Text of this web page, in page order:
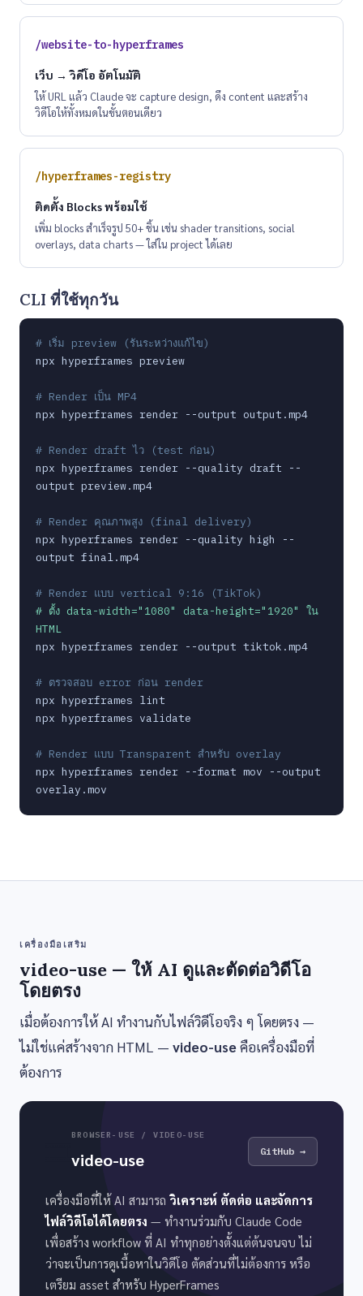
/website-to-hyperframes
เว็บ → วิดีโอ อัตโนมัติ
ให้ URL แล้ว Claude จะ capture design, ดึง content และสร้าง
วิดีโอให้ทั้งหมดในขั้นตอนเดียว
/hyperframes-registry
ติดตั้ง Blocks พร้อมใช้
เพิ่ม blocks สำเร็จรูป 50+ ชิ้น เช่น shader transitions, social
overlays, data charts — ใส่ใน project ได้เลย
CLI ที่ใช้ทุกวัน
# เริ่ม preview (รันระหว่างแก้ไข)
npx hyperframes preview
# Render เป็น MP4
npx hyperframes render --output output.mp4
# Render draft ไว (test ก่อน)
npx hyperframes render --quality draft --
output preview.mp4
# Render คุณภาพสูง (final delivery)
npx hyperframes render --quality high --
output final.mp4
# Render แบบ vertical 9:16 (TikTok)
# ตั้ง data-width="1080" data-height="1920" ใน
HTML
npx hyperframes render --output tiktok.mp4
# ตรวจสอบ error ก่อน render
npx hyperframes lint
npx hyperframes validate
# Render แบบ Transparent สำหรับ overlay
npx hyperframes render --format mov --output
overlay.mov
เครื่องมือเสริม
video-use — ให้ AI ดูและตัดต่อวิดีโอ
โดยตรง
เมื่อต้องการให้ AI ทำงานกับไฟล์วิดีโอจริง ๆ โดยตรง —
ไม่ใช่แค่สร้างจาก HTML — video-useคือเครื่องมือที่
ต้องการ
BROWSER-USE / VIDEO-USE
video-use GitHub →
เครื่องมือที่ให้ AI สามารถ วิเคราะห์ ตัดต่อ และจัดการ
ไฟล์วิดีโอได้โดยตรง — ทำงานร่วมกับ Claude Code
เพื่อสร้าง workflow ที่ AI ทำทุกอย่างตั้งแต่ต้นจนจบ ไม่
ว่าจะเป็นการดูเนื้อหาในวิดีโอ ตัดส่วนที่ไม่ต้องการ หรือ
เตรียม asset สำหรับ HyperFrames